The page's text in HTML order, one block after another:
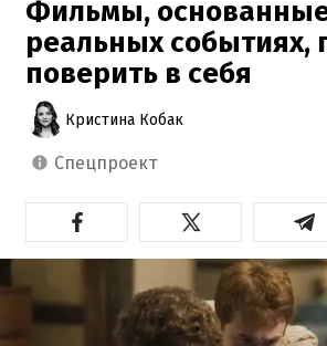
Фильмы,
реальных событиях,
поверить в себя
Кристина Кобак
спецпроект